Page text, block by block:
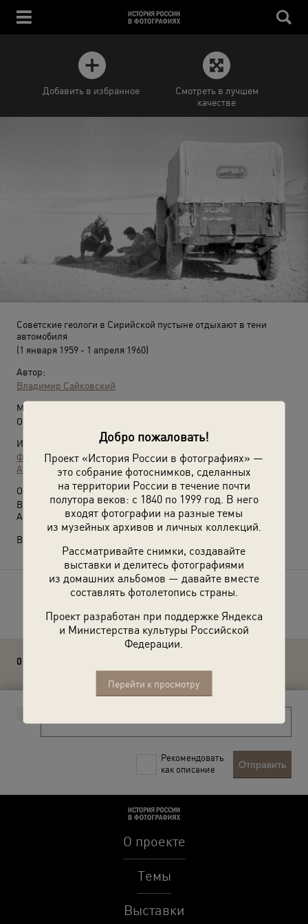
Добро пожаловать!
Проект «История России в фотографиях» —
это собрание фотоснимков, сделанных
на территории России в течение почти
полутора веков: с 1840 по 1999 год. В него
входят фотографии на разные темы
из музейных архивов и личных коллекций.
Рассматривайте снимки, создавайте
выставки и делитесь фотографиями
из домашних альбомов — давайте вместе
составлять фотолетопись страны.
Проект разработан при поддержке Яндекса
и Министерства культуры Российской
Федерации.
Перейти к просмотру
Добавить в избранное
Смотреть в лучшем
качестве
Советские геологи в Сирийской пустыне отдыхают в тени
автомобиля
(1 января 1959 - 1 апреля 1960)
Автор:
Владимир Сайковский
Место съемки:
Объединенная Арабская Республика, Сирия
Источники:
Фотографии пользователей russiainphoto.ru
Архив Владимира Александровича Карлова
О фотографии:
В тени автомобиля сидят двое советских геолога – Нинель
Афанасьева и Владимир Фараджев.
Выставка
Расскажите друзьям об этом фото
0 комментариев
Рекомендовать
как описание
Отправить
О проекте
Темы
Выставки